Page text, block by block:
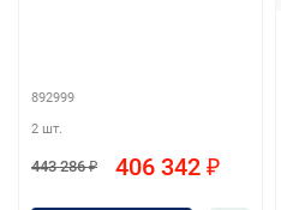
892999
2 шт.
443 286 ₽ 406 342 ₽